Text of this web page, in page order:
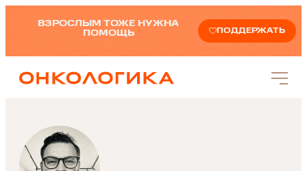
ВЗРОСЛЫМ ТОЖЕ НУЖНА
ПОМОЩЬ
ПОДДЕРЖАТЬ